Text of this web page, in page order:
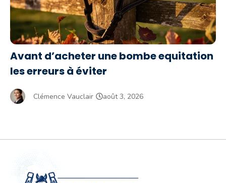
Avant d’acheter une bombe equitation
les erreurs à éviter
Clémence Vauclair août 3, 2026